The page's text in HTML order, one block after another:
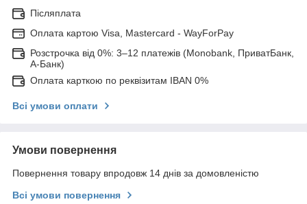
Післяплата
Оплата картою Visa, Mastercard - WayForPay
Розстрочка від 0%: 3–12 платежів (Monobank, ПриватБанк,
А-Банк)
Оплата карткою по реквізитам IBAN 0%
Всі умови оплати
Умови повернення
Повернення товару впродовж 14 днів за домовленістю
Всі умови повернення